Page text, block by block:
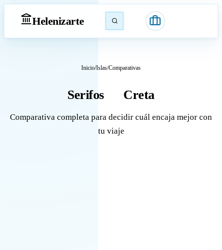
Helenizarte
Inicio/Islas/Comparativas
Serifos Creta
Comparativa completa para decidir cuál encaja mejor con
tu viaje